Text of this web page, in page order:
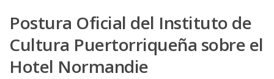
Postura Oficial del Instituto de
Cultura Puertorriqueña sobre el
Hotel Normandie